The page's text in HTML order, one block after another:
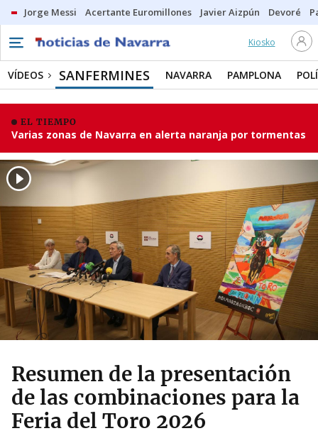
Jorge Messi Acertante Euromillones Javier Aizpún Devoré
Kiosko
VÍDEOS SANFERMINES NAVARRA PAMPLONA
EL TIEMPO
Varias zonas de Navarra en alerta naranja por tormentas
Resumen de la presentación
de las combinaciones para la
Feria del Toro 2026